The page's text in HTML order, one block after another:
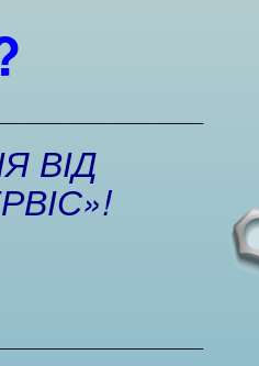
ВІД